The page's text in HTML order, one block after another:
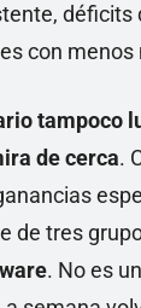
déficits
con menos
tampoco
de cerca.
de tres
. No es